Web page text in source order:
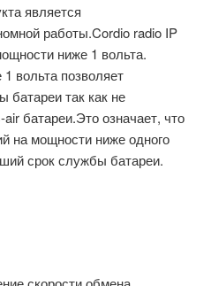
является
работы.Cordio radio IP
ниже 1 вольта.
вольта позволяет
батареи так как не
батареи.Это означает, что
на мощности ниже одного
срок службы батареи.